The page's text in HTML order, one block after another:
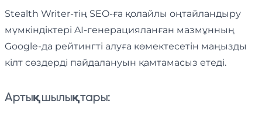
Stealth Writer-тің SEO-ға қолайлы оңтайландыру
мүмкіндіктері AI-генерацияланған мазмұнның
Google-да рейтингті алуға көмектесетін маңызды
кілт сөздерді пайдалануын қамтамасыз етеді.
Артықшылықтары: